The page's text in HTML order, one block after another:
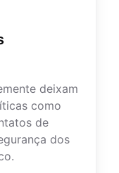
deixam
como
de
dos